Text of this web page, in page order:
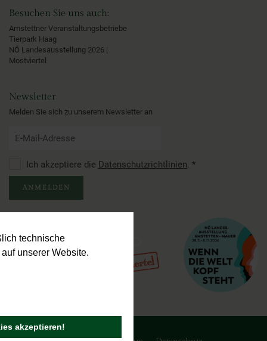
technische
unserer Website.
akzeptieren!
Besuchen Sie uns auch:
Amstettner Veranstaltungsbetriebe
Tierpark Haag
NÖ Landesausstellung 2026 |
Mostviertel
Newsletter
Melden Sie sich zu unserem Newsletter an
Ich akzeptiere die Datenschutzrichtlinien. *
ANMELDEN